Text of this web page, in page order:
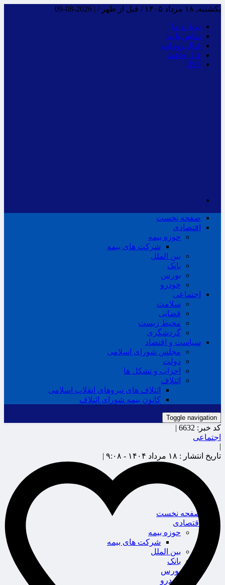
یکشنبه, ۱۸ مرداد ۱۴۰۵ / قبل از ظهر / |
2026-08-09
درباره ما
تماس با ما
فـال روزانـه
فال حافظ
RSS
صفحه نخست
اقتصادی
حوزه بیمه
شرکت های بیمه
بین الملل
بانک
بورس
خودرو
اجتماعی
سلامت
قضایی
محیط زیست
گردشگری
سیاست و اقتصاد
مجلس شورای اسلامی
دولت
احزاب و تشکل ها
ائتلاف
ائتلاف های نیروهای انقلاب اسلامی
کانون بیمه شورای ائتلاف
Toggle navigation
صفحه نخست
اقتصادی
حوزه بیمه
شرکت های بیمه
بین الملل
بانک
بورس
خودرو
کد خبر: 6632 |
اجتماعی
|
تاریخ انتشار : ۱۸ مرداد ۱۴۰۴ - ۹:۰۸ |